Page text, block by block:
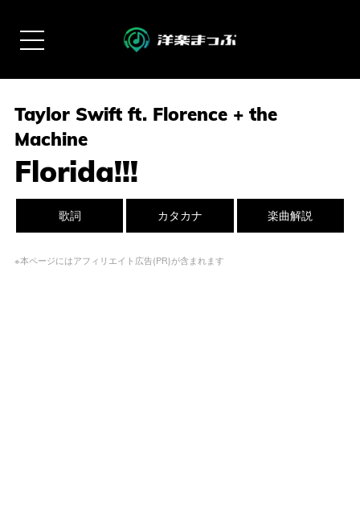
Taylor Swift ft. Florence + the
Machine
Florida!!!
歌詞 カタカナ 楽曲解説
※本ページにはアフィリエイト広告(PR)が含まれます